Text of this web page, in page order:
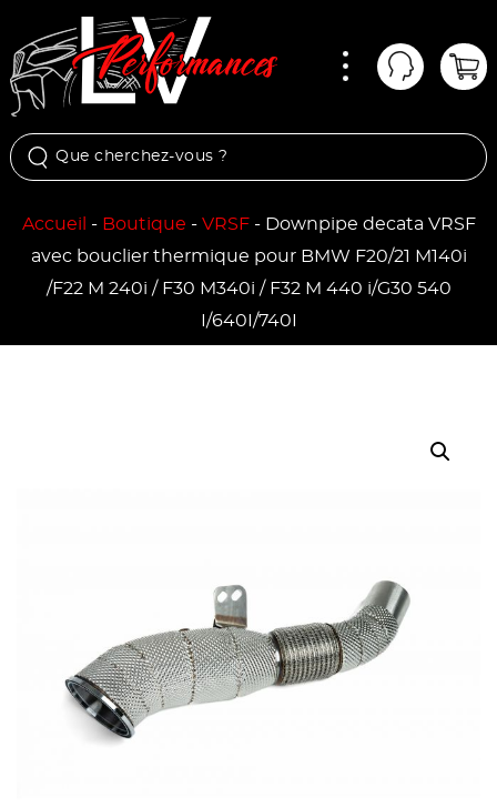
Mon
Accueil - Boutique - VRSF- Downpipe decata VRSF
avec bouclier thermique pour BMW F20/21 M140i
/F22 M 240i / F30 M340i / F32 M 440 i/G30 540
I/640I/740I